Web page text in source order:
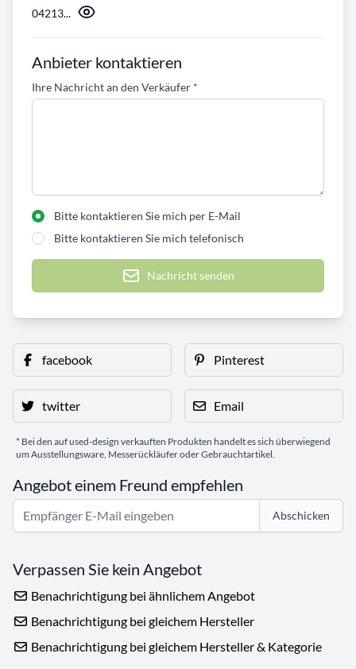
04213...
Anbieter kontaktieren
Ihre Nachricht an den Verkäufer *
Bitte kontaktieren Sie mich per E-Mail
Bitte kontaktieren Sie mich telefonisch
Nachricht senden
facebook Pinterest
twitter Email
* Bei den auf used-design verkauften Produkten handelt es sich überwiegend
um Ausstellungsware, Messerückläufer oder Gebrauchtartikel.
Angebot einem Freund empfehlen
Abschicken
Verpassen Sie kein Angebot
Benachrichtigung bei ähnlichem Angebot
Benachrichtigung bei gleichem Hersteller
Benachrichtigung bei gleichem Hersteller & Kategorie